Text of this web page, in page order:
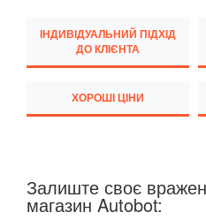
MPV II (LW)
MX-5 II (NB)
MX-5 IV (ND)
ІНДИВІДУАЛЬНИЙ ПІДХІД
ДО КЛІЄНТА
ХОРОШІ ЦІНИ
Залиште своє
магазин Autobot: